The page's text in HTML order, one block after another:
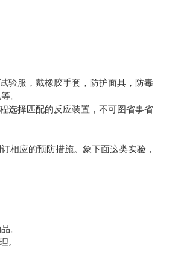
验服，戴橡胶手套，防护面具，防毒
。
选择匹配的反应装置，不可图省事省
相应的预防措施。象下面这类实验，
。
。